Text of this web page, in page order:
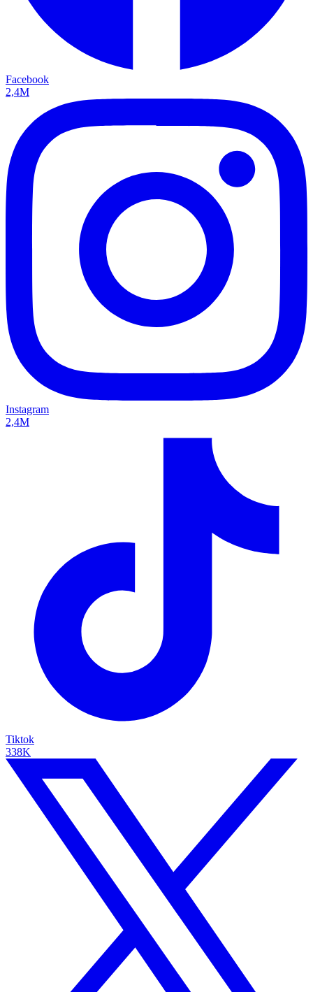
Facebook
2,4M
Instagram
2,4M
Tiktok
338K